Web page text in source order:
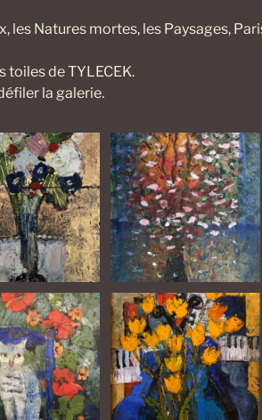
les Natures mortes, les Paysages,
toiles de TYLECEK.
la galerie.